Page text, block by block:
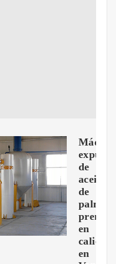
de
aceite
de
palma
en
caliente
en